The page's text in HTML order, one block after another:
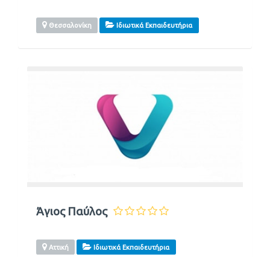
Θεσσαλονίκη Ιδιωτικά Εκπαιδευτήρια
Άγιος Παύλος
Αττική Ιδιωτικά Εκπαιδευτήρια